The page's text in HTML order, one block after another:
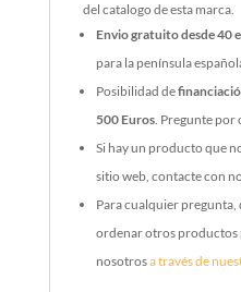
del catalogo de esta marca.
Envio gratuito desde 40
para la península
Posibilidad de
500 Euros. Pregunte por
Si hay un producto que
sitio web, contacte con
Para cualquier
ordenar otros productos
nosotrosa través de